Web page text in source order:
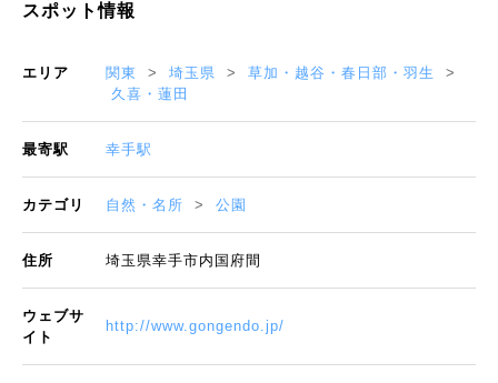
スポット情報
エリア 関東 埼玉県
草加・越谷・春日部・羽生
久喜・蓮田
最寄駅 幸手駅
カテゴリ 自然・名所 公園
住所 埼玉県幸手市内国府間
ウェブサ
イト
http://www.gongendo.jp/